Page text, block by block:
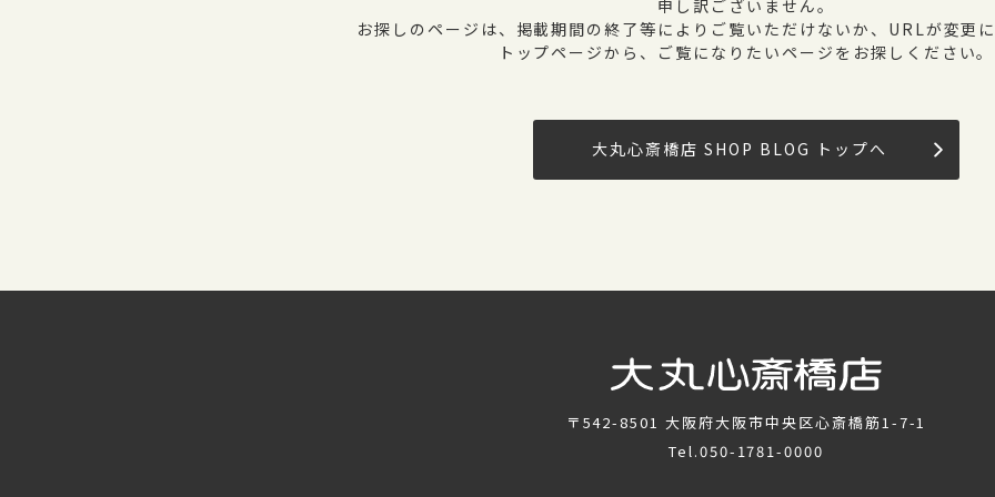
申し訳ございません。
お探しのページは、掲載期間の終了等によりご覧いただけないか、URLが変更に
トップページから、ご覧になりたいページをお探しください。
大丸心斎橋店 SHOP BLOG トップへ
〒542-8501大阪府大阪市中央区心斎橋筋1-7-1
Tel.050-1781-0000